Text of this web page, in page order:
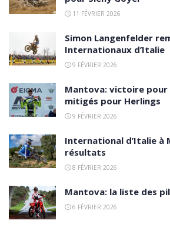
11 FÉVRIER 2026
Simon Langenfelder
Internationaux d’Italie
9 FÉVRIER 2026
Mantova: victoire pour
mitigés pour Herlings
9 FÉVRIER 2026
International d’Italie à
résultats
8 FÉVRIER 2026
Mantova: la liste des
6 FÉVRIER 2026